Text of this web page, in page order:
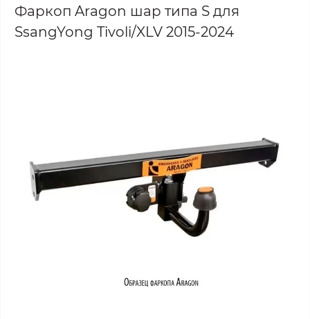
Фаркоп Aragon шар типа S для
SsangYong Tivoli/XLV 2015-2024